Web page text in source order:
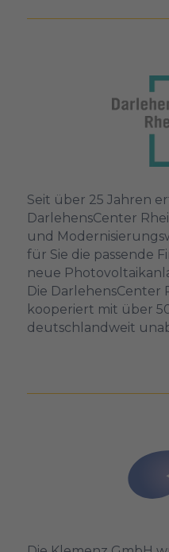
Seit über 25 Jahren
DarlehensCenter
und
für Sie die passende
neue
Die DarlehensCenter
kooperiert mit über
deutschlandweit